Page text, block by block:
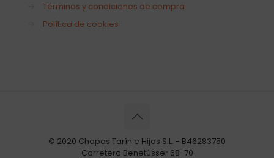
Términos y condiciones de compra
Política de cookies
© 2020 Chapas Tarín e Hijos S.L. - B46283750
Carretera Benetússer 68-70